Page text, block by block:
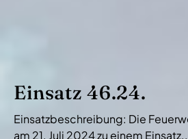
Einsatz 46.24.
Einsatzbeschreibung: Die
am 21. Juli 2024 zu einem